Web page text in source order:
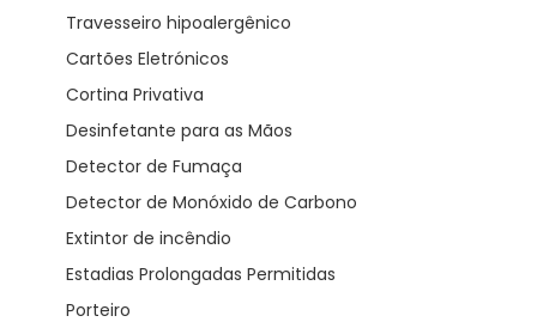
Travesseiro hipoalergênico
Cartões Eletrónicos
Cortina Privativa
Desinfetante para as Mãos
Detector de Fumaça
Detector de Monóxido de Carbono
Extintor de incêndio
Estadias Prolongadas Permitidas
Porteiro